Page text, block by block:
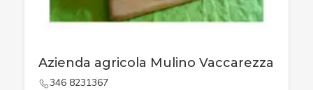
Azienda agricola Mulino Vaccarezza
346 8231367